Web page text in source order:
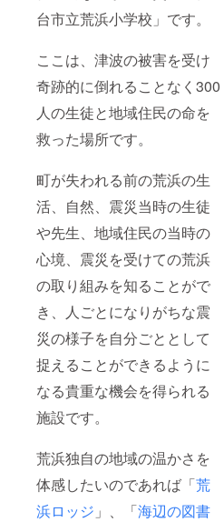
台市立荒浜小学校」です。
ここは、津波の被害を受け
奇跡的に倒れることなく300
人の生徒と地域住民の命を
救った場所です。
町が失われる前の荒浜の生
活、自然、震災当時の生徒
や先生、地域住民の当時の
心境、震災を受けての荒浜
の取り組みを知ることがで
き、人ごとになりがちな震
災の様子を自分ごととして
捉えることができるように
なる貴重な機会を得られる
施設です。
荒浜独自の地域の温かさを
体感したいのであれば「荒
浜ロッジ 」、「海辺の図書